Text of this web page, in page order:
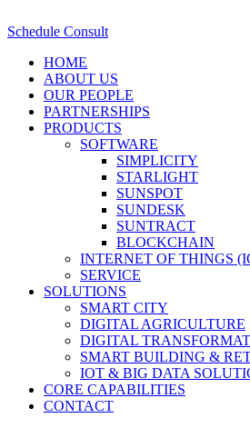
Schedule Consult
HOME
ABOUT US
OUR PEOPLE
PARTNERSHIPS
PRODUCTS
SOFTWARE
SIMPLICITY
STARLIGHT
SUNSPOT
SUNDESK
SUNTRACT
BLOCKCHAIN
INTERNET OF THINGS
SERVICE
SOLUTIONS
SMART CITY
DIGITAL AGRICULTURE
DIGITAL
SMART BUILDING &
IOT & BIG DATA
CORE CAPABILITIES
CONTACT